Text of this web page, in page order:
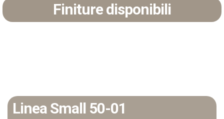
Finiture disponibili
Linea Small 50-01